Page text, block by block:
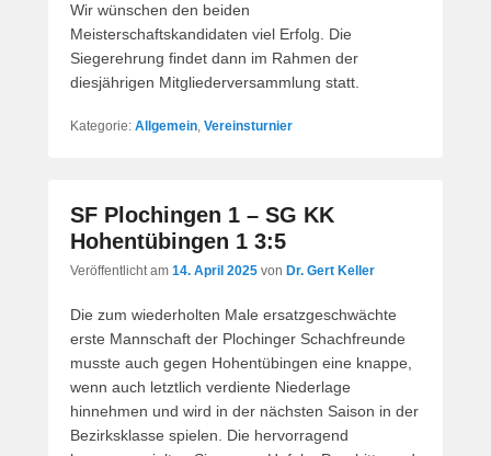
Wir wünschen den beiden
Meisterschaftskandidaten viel Erfolg. Die
Siegerehrung findet dann im Rahmen der
diesjährigen Mitgliederversammlung statt.
Kategorie: Allgemein, Vereinsturnier
SF Plochingen 1 – SG KK
Hohentübingen 1 3:5
Veröffentlicht am 14. April 2025 von Dr. Gert Keller
Die zum wiederholten Male ersatzgeschwächte
erste Mannschaft der Plochinger Schachfreunde
musste auch gegen Hohentübingen eine knappe,
wenn auch letztlich verdiente Niederlage
hinnehmen und wird in der nächsten Saison in der
Bezirksklasse spielen. Die hervorragend